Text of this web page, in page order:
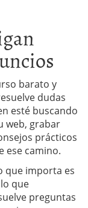
barato y
dudas
esté buscando
web, grabar
prácticos
ese camino.
que importa es
que
preguntas